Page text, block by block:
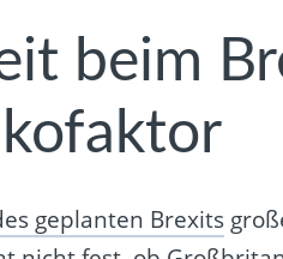
beim
geplanten Brexits